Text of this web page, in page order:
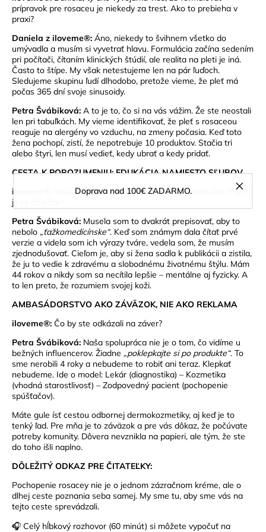
Doprava nad 100€ ZADARMO.
prípravok pre rosaceu je niekedy za trest. Ako to prebieha v
praxi?
Daniela z iloveme®: Áno, niekedy to švihnem všetko do
umývadla a musím si vyvetrať hlavu. Formulácia začína sedením
pri počítači, čítaním klinických štúdií, ale realita na pleti je iná.
Často to štípe. My však netestujeme len na pár ľuďoch.
Sledujeme skupinu ľudí dlhodobo, pretože vieme, že pleť má
počas 365 dní svoje sinusoidy.
Petra Švábiková: A to je to, čo si na vás vážim. Že ste neostali
len pri tabuľkách. My vieme identifikovať, že pleť s rosaceou
reaguje na alergény vo vzduchu, na zmeny počasia. Keď toto
žena pochopí, zistí, že nepotrebuje 10 produktov. Stačia tri
alebo štyri, len musí vedieť, kedy ubrať a kedy pridať.
CESTA K POROZUMENIU: EDUKÁCIA NAMIESTO SĽUBOV
iloveme®:
Vaše publikácie sú písané veľmi zrozumiteľne. Prečo
je to dôležité?
Petra Švábiková: Musela som to dvakrát prepisovať, aby to
nebolo „ťažkomedicínske“. Keď som známym dala čítať prvé
verzie a videla som ich výrazy tváre, vedela som, že musím
zjednodušovať. Cieľom je, aby si žena sadla k publikácii a zistila,
že ju to vedie k zdravému a slobodnému životnému štýlu. Mám
44 rokov a nikdy som sa necítila lepšie – mentálne aj fyzicky. A
to len preto, že rozumiem svojej koži.
AMBASÁDORSTVO AKO ZÁVÄZOK, NIE AKO REKLAMA
iloveme®: Čo by ste odkázali na záver?
Petra Švábiková: Naša spolupráca nie je o tom, čo vidíme u
bežných influencerov. Žiadne „poklepkajte si po produkte“. To
sme nerobili 4 roky a nebudeme to robiť ani teraz. Klepkať
nebudeme. Ide o model: Lekár (diagnostika) – Kozmetika
(vhodná starostlivosť) – Zodpovedný pacient (pochopenie
spúšťačov).
Máte gule ísť cestou odbornej dermokozmetiky, aj keď je to
tenký ľad. Pre mňa je to záväzok a pre vás dôkaz, že počúvate
potreby komunity. Dôvera nevznikla na papieri, ale tým, že ste
do toho išli naplno.
DÔLEŽITÝ ODKAZ PRE ČITATEĽKY:
Pochopenie rosacey nie je o jednom zázračnom kréme, ale o
dlhej ceste poznania seba samej. My sme tu, aby sme vás na
tejto ceste sprevádzali.
🎧 Celý hĺbkový rozhovor (60 minút) si môžete vypočuť na